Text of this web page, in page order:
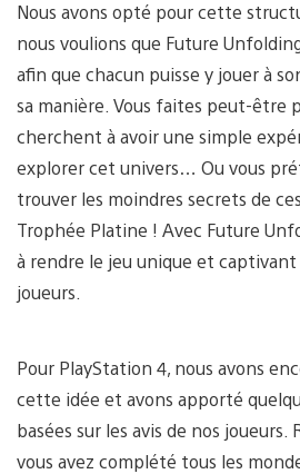
Nous avons opté pour cette
nous voulions que Future
afin que chacun puisse y jouer à
sa manière. Vous faites peut-être
cherchent à avoir une simple
explorer cet univers… Ou vous
trouver les moindres secrets de
Trophée Platine ! Avec Future
à rendre le jeu unique et
joueurs.
Pour PlayStation 4, nous avons
cette idée et avons apporté
basées sur les avis de nos joueurs.
vous avez complété tous les